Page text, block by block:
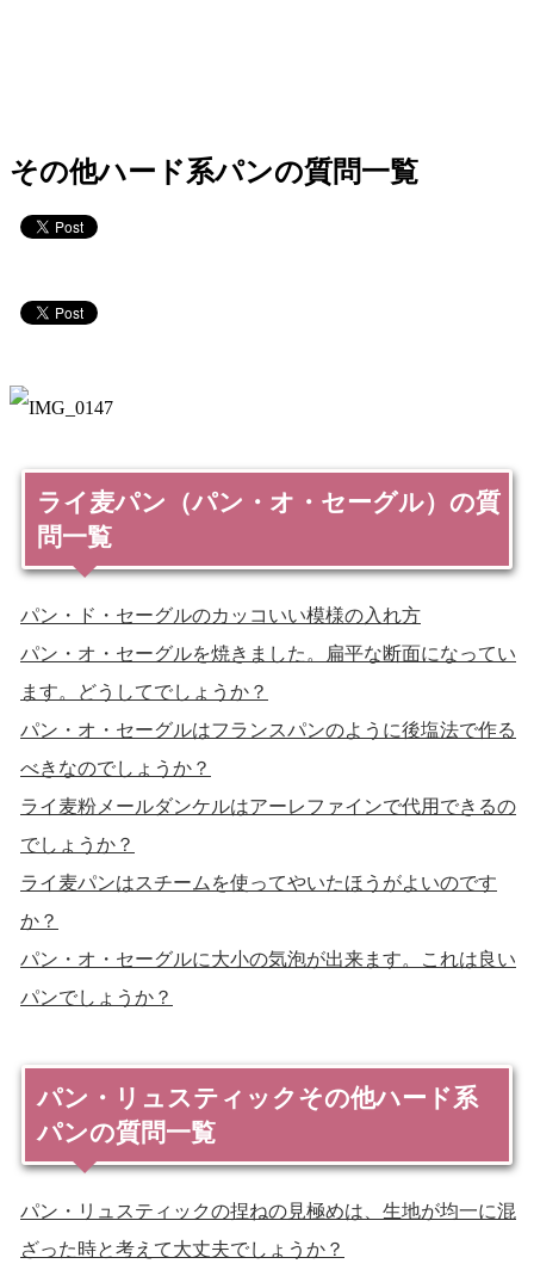
その他ハード系パンの質問一覧
ライ麦パン（パン・オ・セーグル）の質
問一覧
パン・ド・セーグルのカッコいい模様の入れ方
パン・オ・セーグルを焼きました。扁平な断面になってい
ます。どうしてでしょうか？
パン・オ・セーグルはフランスパンのように後塩法で作る
べきなのでしょうか？
ライ麦粉メールダンケルはアーレファインで代用できるの
でしょうか？
ライ麦パンはスチームを使ってやいたほうがよいのです
か？
パン・オ・セーグルに大小の気泡が出来ます。これは良い
パンでしょうか？
パン・リュスティックその他ハード系
パンの質問一覧
パン・リュスティックの捏ねの見極めは、生地が均一に混
ざった時と考えて大丈夫でしょうか？